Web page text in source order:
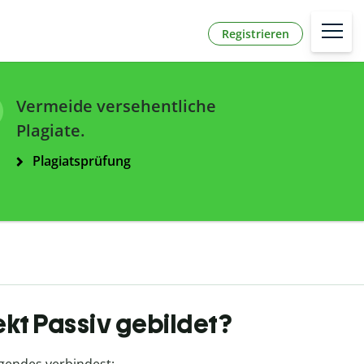
Registrieren
Vermeide versehentliche
Plagiate.
Plagiatsprüfung
Passiv gebildet?